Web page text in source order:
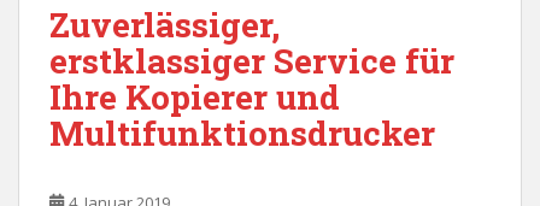
Zuverlässiger,
erstklassiger Service für
Ihre Kopierer und
Multifunktionsdrucker